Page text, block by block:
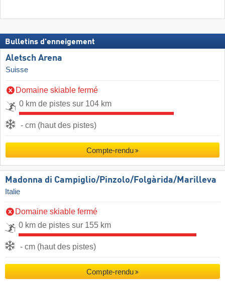
Bulletins d'enneigement
Aletsch Arena
Suisse
Domaine skiable fermé
0 km de pistes sur 104 km
- cm (haut des pistes)
Compte-rendu
Madonna di Campiglio/​Pinzolo/​Folgàrida/​Marilleva
Italie
Domaine skiable fermé
0 km de pistes sur 155 km
- cm (haut des pistes)
Compte-rendu